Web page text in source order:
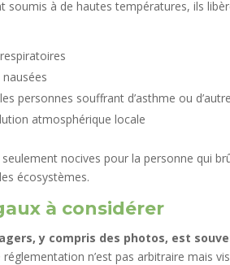
soumis à de hautes températures, ils
personnes souffrant d’asthme ou
atmosphérique locale
nocives pour la personne qui
écosystèmes.
à considérer
y compris des photos, est
n’est pas arbitraire mais